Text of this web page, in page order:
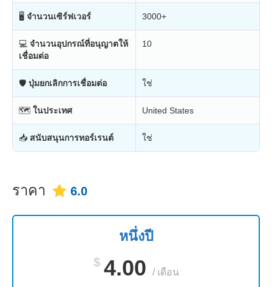
🖥 จำนวนเซิร์ฟเวอร์ 3000+
💻 จำนวนอุปกรณ์ที่อนุญาตให้
เชื่อมต่อ
10
🛡 ปุ่มยกเลิกการเชื่อมต่อ ใช่
🗺 ในประเทศ United States
📥 สนับสนุนการทอร์เรนต์ ใช่
ราคา 6.0
หนึ่งปี
$ 4.00 / เดือน